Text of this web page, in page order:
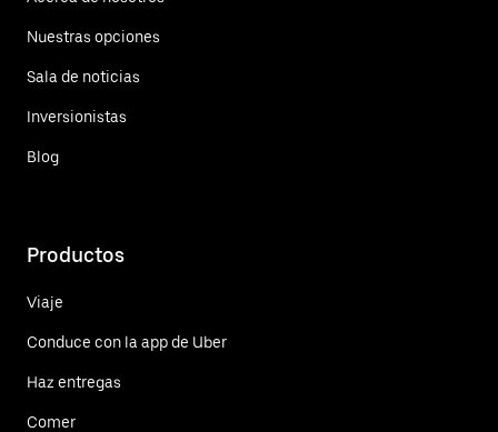
Nuestras opciones
Sala de noticias
Inversionistas
Blog
Productos
Viaje
Conduce con la app de Uber
Haz entregas
Comer